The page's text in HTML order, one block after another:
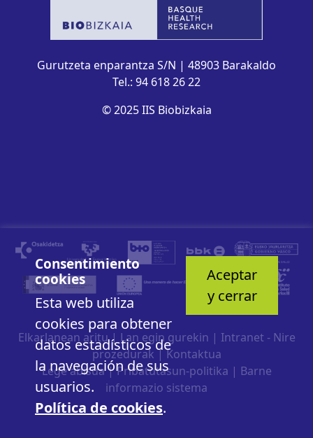
Gurutzeta enparantza S/N | 48903 Barakaldo
Tel.: 94 618 26 22
© 2025 IIS Biobizkaia
Consentimiento
cookies
Esta web utiliza
cookies para obtener
datos estadísticos de
la navegación de sus
usuarios.
Política de cookies.
Aceptar
y cerrar
Elkarlanean aritu| Lan egin gurekin | Intranet - Nire
prozedurak|Kontaktua
Lege abisua|Pribatutasun-politika | Barne
informazio sistema